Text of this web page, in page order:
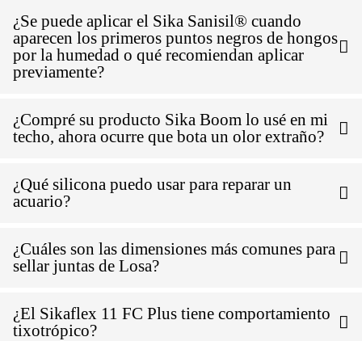
¿Se puede aplicar el Sika Sanisil® cuando
aparecen los primeros puntos negros de hongos
por la humedad o qué recomiendan aplicar
previamente?
¿Compré su producto Sika Boom lo usé en mi
techo, ahora ocurre que bota un olor extraño?
¿Qué silicona puedo usar para reparar un
acuario?
¿Cuáles son las dimensiones más comunes para
sellar juntas de Losa?
¿El Sikaflex 11 FC Plus tiene comportamiento
tixotrópico?